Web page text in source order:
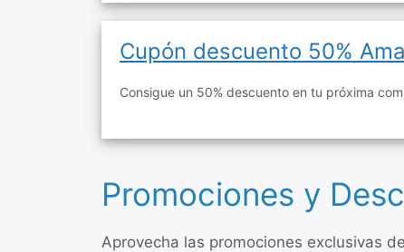
Cupón descuento 50%
Consigue un 50% descuento en tu próxima
Promociones y
Aprovecha las promociones exclusivas